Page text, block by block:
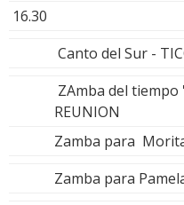
16.30
Canto del Sur -
ZAmba del tiempo
REUNION
Zamba para
Zamba para